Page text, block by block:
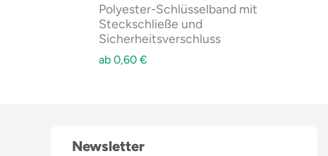
Polyester-Schlüsselband mit
Steckschließe und
Sicherheitsverschluss
ab 0,60 €
Newsletter